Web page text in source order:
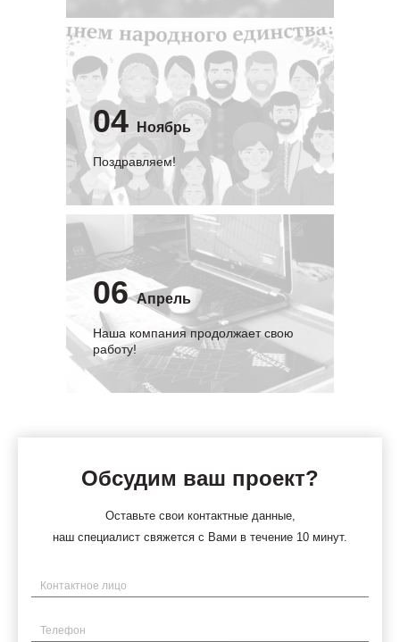
04 Ноябрь
Поздравляем!
06 Апрель
Наша компания продолжает свою
работу!
Обсудим ваш проект?
Оставьте свои контактные данные,
наш специалист свяжется с Вами в течение 10 минут.
Имя
Телефон